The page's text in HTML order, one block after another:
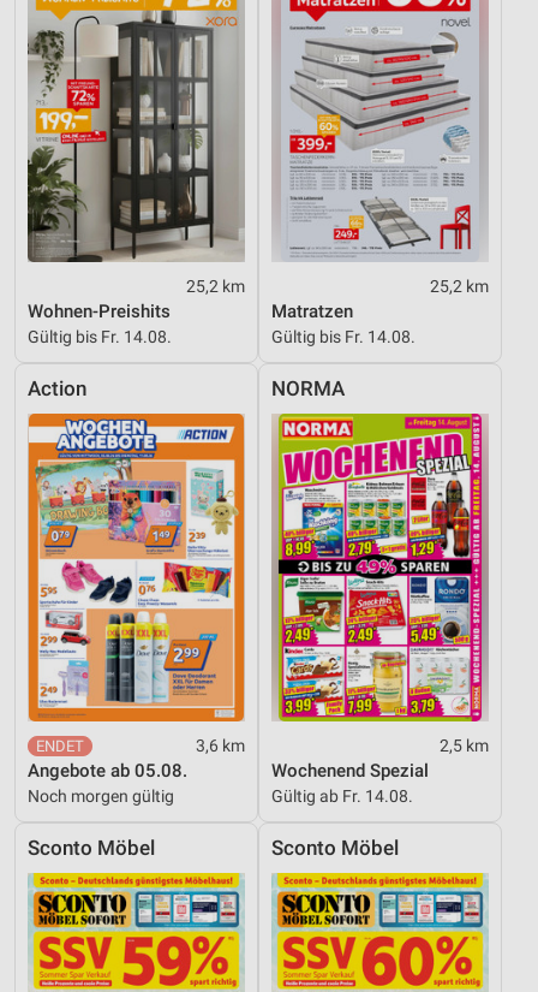
25,2 km
Wohnen-Preishits
Gültig bis Fr. 14.08.
25,2 km
Matratzen
Gültig bis Fr. 14.08.
Action
3,6 km
Angebote ab 05.08.
Noch morgen gültig
NORMA
2,5 km
Wochenend Spezial
Gültig ab Fr. 14.08.
Sconto Möbel Sconto Möbel
Funktional
Werbung